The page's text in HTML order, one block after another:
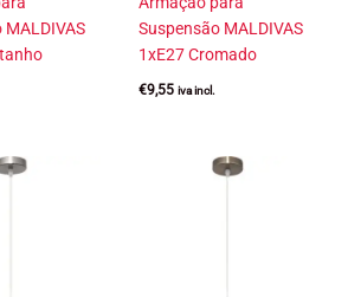
MALDIVAS
Suspensão MALDIVAS
1xE27 Cromado
€9,55 iva incl.